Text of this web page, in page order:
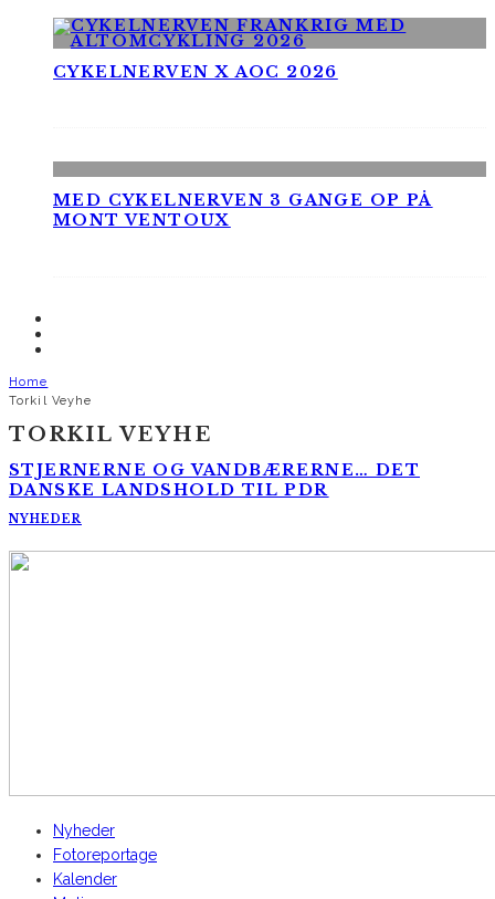
CYKELNERVEN X AOC 2026
MED CYKELNERVEN 3 GANGE OP PÅ
MONT VENTOUX
Home
Torkil Veyhe
TORKIL VEYHE
STJERNERNE OG VANDBÆRERNE… DET
DANSKE LANDSHOLD TIL PDR
NYHEDER
Nyheder
Fotoreportage
Kalender